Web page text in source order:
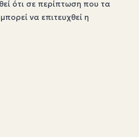
ότι σε περίπτωση που τα
να επιτευχθεί η